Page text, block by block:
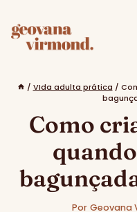
para
/ VIda adulta prática /
Como
Por Geovana